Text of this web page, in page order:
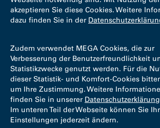
akzeptieren Sie diese Cookies. Weitere
dazu finden Sie in der
Zudem verwendet MEGA Cookies, die zur
Verbesserung der Benutzerfreundlichkeit
Statistikzwecke genutzt werden. Für die
dieser Statistik- und Komfort-Cookies
um Ihre Zustimmung. Weitere
finden Sie in unserer Datenschutzerklärung
Im unteren Teil der Webseite können Sie
Einstellungen jederzeit ändern.